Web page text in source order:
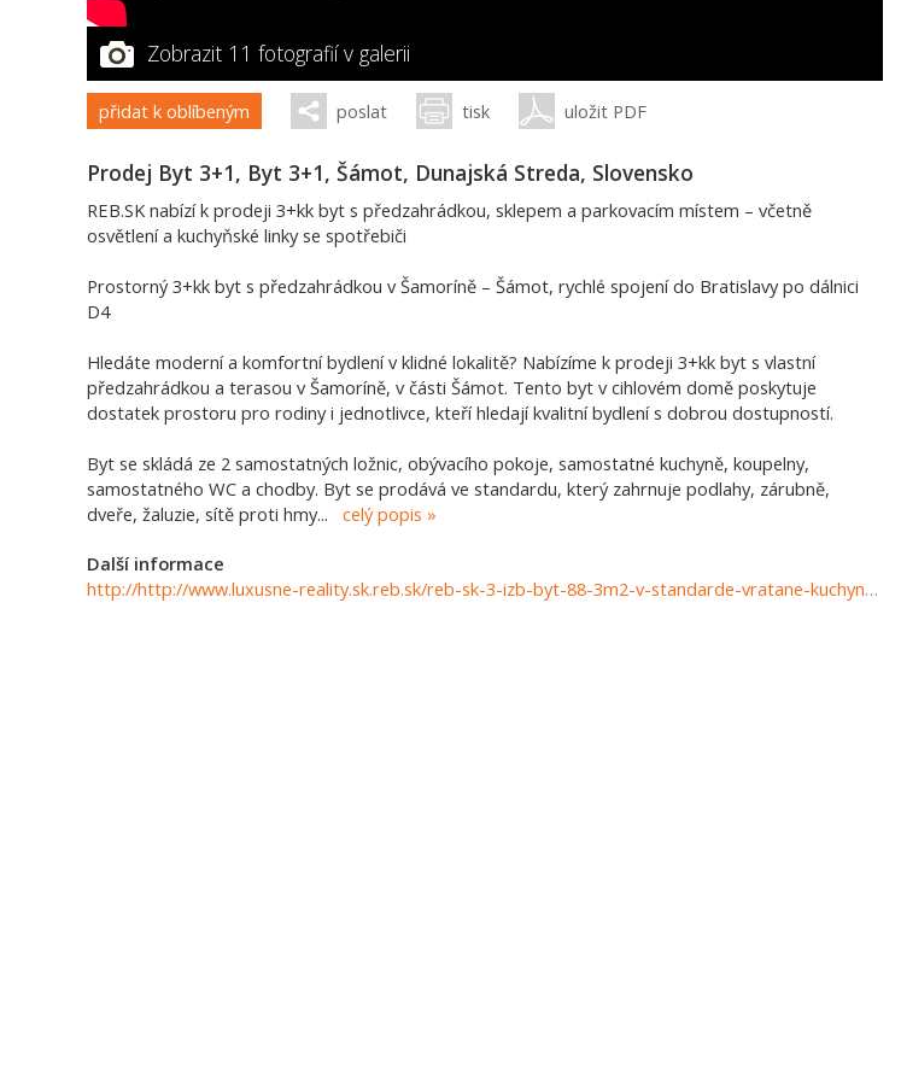
Zobrazit 11 fotografií v galerii
přidat k oblíbeným poslat tisk uložit PDF
Prodej Byt 3+1, Byt 3+1, Šámot, Dunajská Streda, Slovensko
REB.SK nabízí k prodeji 3+kk byt s předzahrádkou, sklepem a parkovacím místem – včetně
osvětlení a kuchyňské linky se spotřebiči
Prostorný 3+kk byt s předzahrádkou v Šamoríně – Šámot, rychlé spojení do Bratislavy po dálnici
D4
Hledáte moderní a komfortní bydlení v klidné lokalitě? Nabízíme k prodeji 3+kk byt s vlastní
předzahrádkou a terasou v Šamoríně, v části Šámot. Tento byt v cihlovém domě poskytuje
dostatek prostoru pro rodiny i jednotlivce, kteří hledají kvalitní bydlení s dobrou dostupností.
Byt se skládá ze 2 samostatných ložnic, obývacího pokoje, samostatné kuchyně, koupelny,
samostatného WC a chodby. Byt se prodává ve standardu, který zahrnuje podlahy, zárubně,
dveře, žaluzie, sítě proti hmy... celý popis
Další informace
http://http://www.luxusne-reality.sk.reb.sk/reb-sk-3-izb-byt-88-3m2-v-standarde-vratane-kuchyne-len-15-minut-od-ba-1016977